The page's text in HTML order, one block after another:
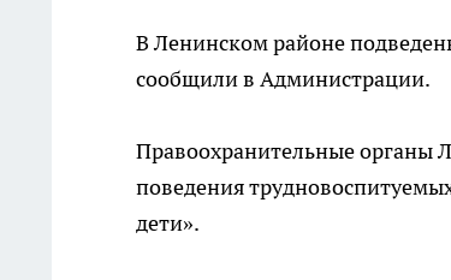
В Ленинском районе
сообщили в Администрации.
Правоохранительные органы
поведения
дети».